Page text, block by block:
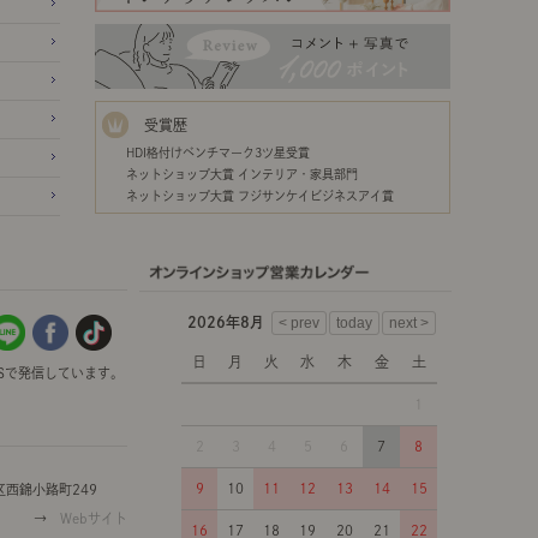
受賞歴
HDI格付けベンチマーク3ツ星受賞
ネットショップ大賞 インテリア・家具部門
ネットショップ大賞 フジサンケイビジネスアイ賞
発信しています。
西錦小路町249
→ Webサイト
2026年8月
日 月 火 水 木 金 土
7 8
9 10 11 12 13 14 15
16 17 18 19 20 21 22